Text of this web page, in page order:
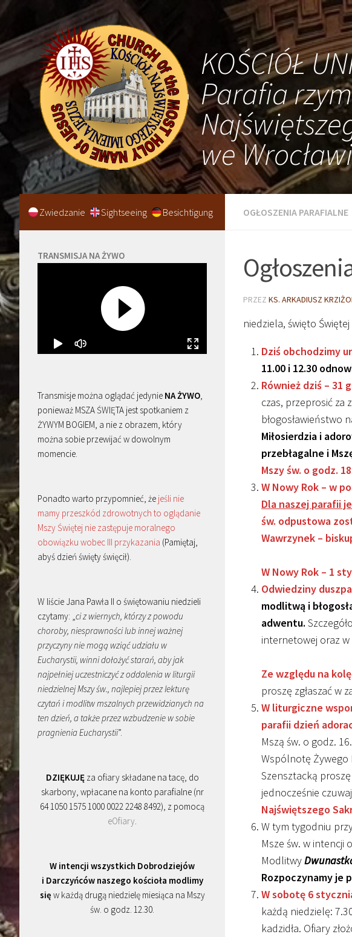
KOŚCIÓŁ
Parafia
we
OGŁOSZENIA PARAFIALNE
PRZEZ KS. ARKADIUSZ
niedziela, święto
Dziś obchodzimy
11.00 i 12.30
Również dziś – 31
czas, przeprosić za
błogosławieństwo
Miłosierdzia i
przebłagalne i
Mszy św. o godz.
W Nowy Rok – w
Dla naszej parafii
św. odpustowa
Wawrzynek –
W Nowy Rok – 1
Odwiedziny
modlitwą i
adwentu.
internetowej oraz w
Ze względu na
proszę zgłaszać w
W liturgiczne
parafii dzień
Mszą św. o godz.
Wspólnotę Żywego
Szensztacką
jednocześnie
Najświętszego
W tym tygodniu
Msze św. w intencji
Modlitwy
Rozpoczynamy je
W sobotę 6
każdą niedzielę:
kadzidła. Ofiary
Zwiedzanie Sightseeing Besichtigung
TRANSMISJA NA ŻYWO
Transmisje można oglądać jedynie NA ŻYWO,
ponieważ MSZA ŚWIĘTA jest spotkaniem z
ŻYWYM BOGIEM, a nie z obrazem, który
można sobie przewijać w dowolnym
momencie.
Ponadto warto przypomnieć, że jeśli nie
mamy przeszkód zdrowotnych to oglądanie
Mszy Świętej nie zastępuje moralnego
obowiązku wobec III przykazania (Pamiętaj,
abyś dzień święty święcił).
W liście Jana Pawła II o świętowaniu niedzieli
czytamy: „ci z wiernych, którzy z powodu
choroby, niesprawności lub innej ważnej
przyczyny nie mogą wziąć udziału w
Eucharystii, winni dołożyć starań, aby jak
najpełniej uczestniczyć z oddalenia w liturgii
niedzielnej Mszy św., najlepiej przez lekturę
czytań i modlitw mszalnych przewidzianych na
ten dzień, a także przez wzbudzenie w sobie
pragnienia Eucharystii”.
DZIĘKUJĘza ofiary składane na tacę, do
skarbony, wpłacane na konto parafialne (nr
64 1050 1575 1000 0022 2248 8492), z pomocą
eOfiary.
W intencji wszystkich Dobrodziejów
i Darczyńców naszego kościoła modlimy
się w każdą drugą niedzielę miesiąca na Mszy
św. o godz. 12.30.